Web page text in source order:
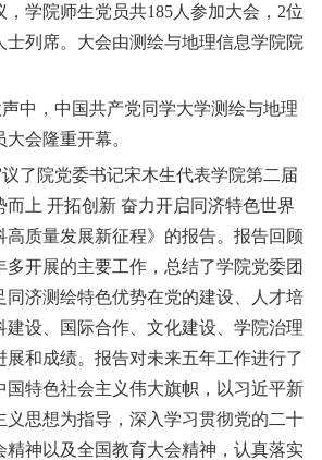
学院师生党员共185人参加大会，2位
士列席。大会由测绘与地理信息学院院
中，中国共产党同学大学测绘与地理
会隆重开幕。
了院党委书记宋木生代表学院第二届
而上 开拓创新 奋力开启同济特色世界
高质量发展新征程》的报告。报告回顾
多开展的主要工作，总结了学院党委团
同济测绘特色优势在党的建设、人才培
建设、国际合作、文化建设、学院治理
展和成绩。报告对未来五年工作进行了
国特色社会主义伟大旗帜，以习近平新
义思想为指导，深入学习贯彻党的二十
精神以及全国教育大会精神，认真落实